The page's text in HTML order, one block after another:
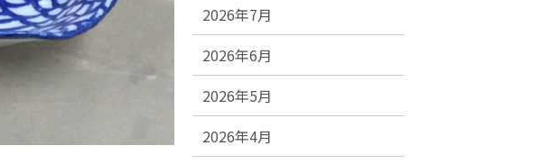
2026年7月
2026年6月
2026年5月
2026年4月